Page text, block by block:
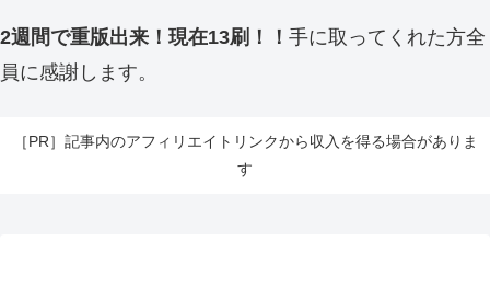
2週間で重版出来！現在13刷！！ 手に取ってくれた方全
員に感謝します。
［PR］記事内のアフィリエイトリンクから収入を得る場合がありま
す